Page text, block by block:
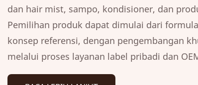
dan hair mist, sampo, kondisioner, dan
Pemilihan produk dapat dimulai dari
konsep referensi, dengan pengembangan
melalui proses layanan label pribadi dan